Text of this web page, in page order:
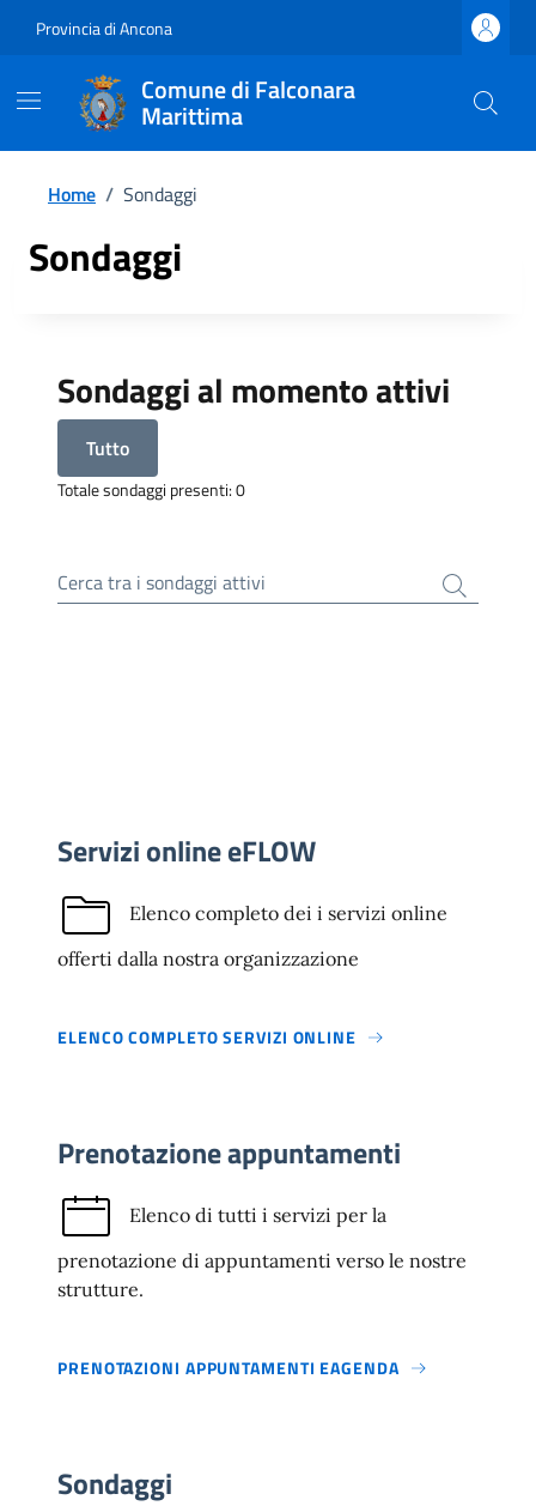
Provincia di Ancona
Comune di Falconara
Marittima
Home / Sondaggi
Sondaggi
Sondaggi al momento attivi
Tutto
Totale sondaggi presenti: 0
Cerca tra i sondaggi attivi
Servizi online eFLOW
Elenco completo dei i servizi online
offerti dalla nostra organizzazione
ELENCO COMPLETO SERVIZI ONLINE
Prenotazione appuntamenti
Elenco di tutti i servizi per la
prenotazione di appuntamenti verso le nostre
strutture.
PRENOTAZIONI APPUNTAMENTI EAGENDA
Sondaggi